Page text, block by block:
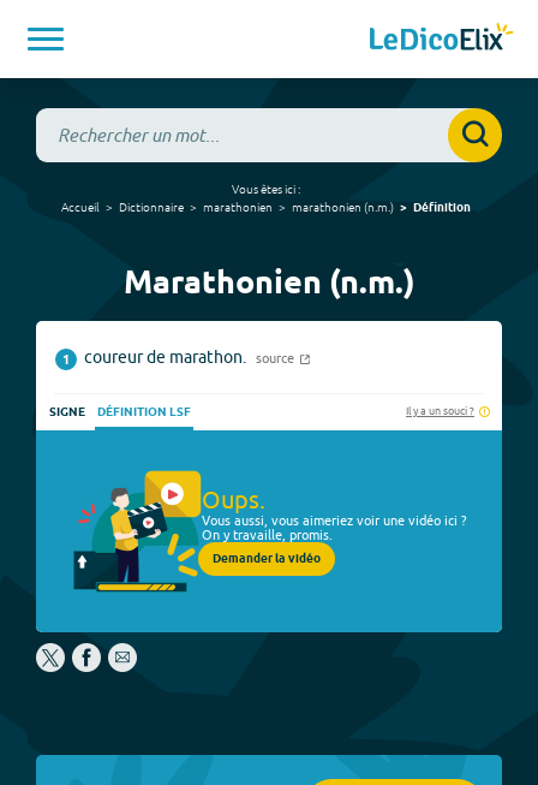
Vous êtes ici :
Accueil
Dictionnaire marathonien marathonien (n.m. ) Définition
Marathonien (n.m.)
1 coureur de marathon. source
SIGNE DÉFINITION LSF Il y a un souci ?
Oups.
Vous aussi, vous aimeriez voir une vidéo ici ?
On y travaille, promis.
Demander la vidéo